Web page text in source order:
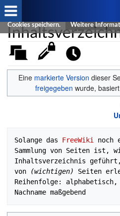
Cookies helfen uns bei der
Nutzung von FreeWiki erklären Sie
Cookies speichern.
Weitere
Eine markierte Version dieser
freigegeben wurde,
Solange das FreeWiki noch
Sammlung von Seiten ist,
Inhaltsverzeichnis
von
(wichtigen)
Seiten
Reihenfolge: